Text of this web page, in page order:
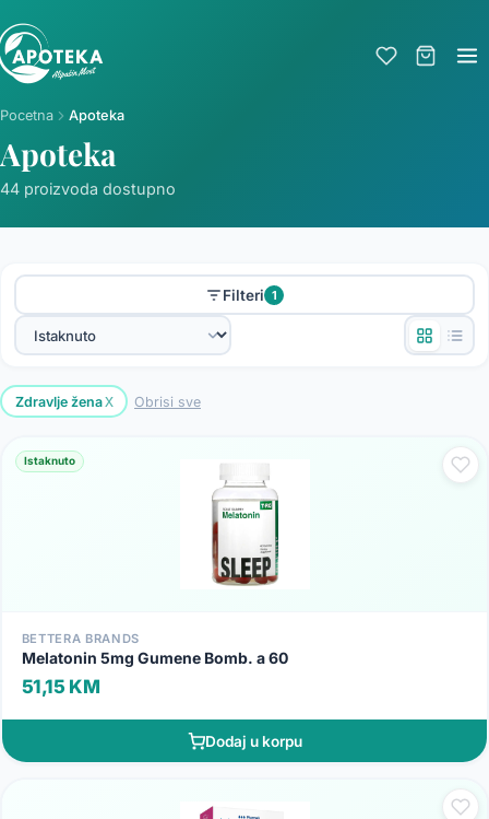
Pocetna Apoteka
Apoteka
44 proizvoda dostupno
Filteri 1
Zdravlje ženax Obrisi sve
Istaknuto
BETTERA BRANDS
Melatonin 5mg Gumene Bomb. a 60
51,15 KM
Dodaj u korpu